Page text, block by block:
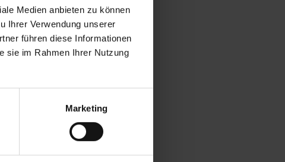
Medien anbieten zu können
Ihrer Verwendung unserer
führen diese Informationen
sie im Rahmen Ihrer Nutzung
Marketing